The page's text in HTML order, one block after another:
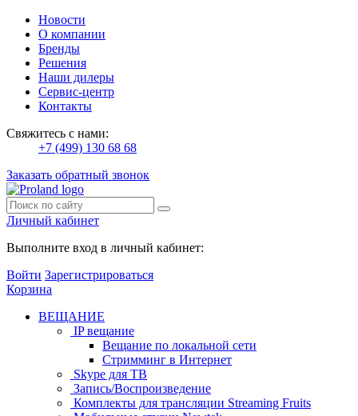
Новости
О компании
Бренды
Решения
Наши дилеры
Сервис-центр
Контакты
Свяжитесь с нами:
+7 (499) 130 68 68
Заказать обратный звонок
Личный кабинет
Выполните вход в личный кабинет:
Войти Зарегистрироваться
Корзина
ВЕЩАНИЕ
IP вещание
Вещание по локальной сети
Стримминг в Интернет
Skype для ТВ
Запись/Воспроизведение
Комплекты для трансляции Streaming Fruits